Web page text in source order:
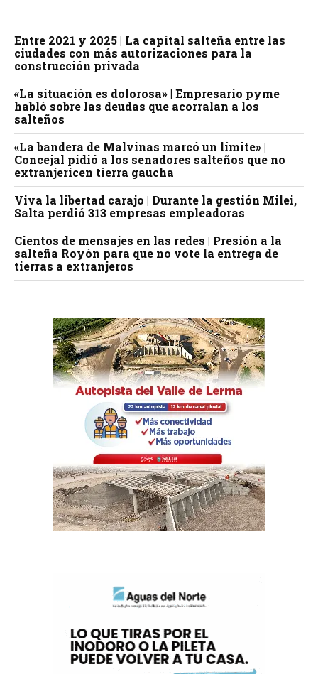
Entre 2021 y 2025 | La capital salteña entre las
ciudades con más autorizaciones para la
construcción privada
«La situación es dolorosa» | Empresario pyme
habló sobre las deudas que acorralan a los
salteños
«La bandera de Malvinas marcó un límite» |
Concejal pidió a los senadores salteños que no
extranjericen tierra gaucha
Viva la libertad carajo | Durante la gestión Milei,
Salta perdió 313 empresas empleadoras
Cientos de mensajes en las redes | Presión a la
salteña Royón para que no vote la entrega de
tierras a extranjeros